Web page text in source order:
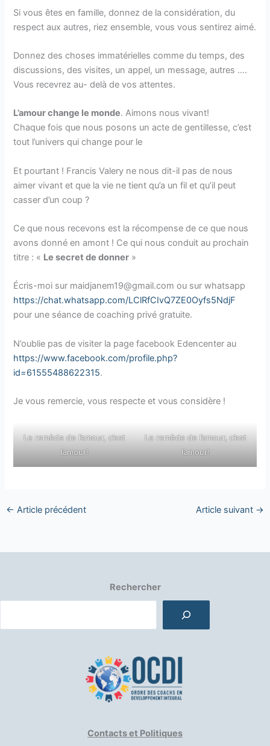
Si vous êtes en famille, donnez de la considération, du
respect aux autres, riez ensemble, vous vous sentirez aimé.
Donnez des choses immatérielles comme du temps, des
discussions, des visites, un appel, un message, autres ….
Vous recevrez au- delà de vos attentes.
L’amour change le monde. Aimons nous vivant!
Chaque fois que nous posons un acte de gentillesse, c’est
tout l’univers qui change pour le
Et pourtant ! Francis Valery ne nous dit-il pas de nous
aimer vivant et que la vie ne tient qu’a un fil et qu’il peut
casser d’un coup ?
Ce que nous recevons est la récompense de ce que nous
avons donné en amont ! Ce qui nous conduit au prochain
titre : « Le secret de donner »
Écris-moi sur maidjanem19@gmail.com ou sur whatsapp
https://chat.whatsapp.com/LClRfCIvQ7ZE0Oyfs5NdjF
pour une séance de coaching privé gratuite.
N’oublie pas de visiter la page facebook Edencenter au
https://www.facebook.com/profile.php?
id=61555488622315.
Je vous remercie, vous respecte et vous considère !
Le remède de l’amour, c’est
l’amour!
Le remède de l’amour, c’est
l’amour!
← Article précédent Article suivant →
Rechercher
Contacts et Politiques